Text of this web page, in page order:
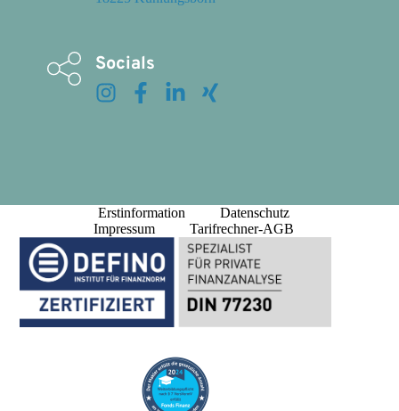
Socials
Erstinformation
Datenschutz
Impressum
Tarifrechner-AGB